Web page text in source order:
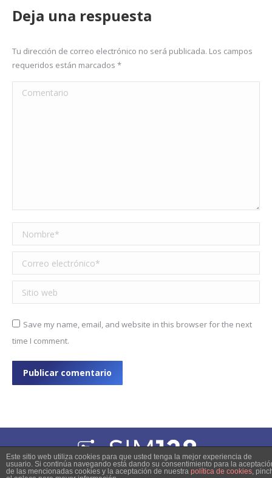
Deja una respuesta
Tu dirección de correo electrónico no será publicada. Los campos
requeridos están marcados *
Comentario
Nombre *
Correo electrónico *
Sitio web
Save my name, email, and website in this browser for the next
time I comment.
Publicar comentario
© 2023 Copyright
Este sitio web utiliza cookies para que usted tenga la mejor experiencia de
usuario. Si continúa navegando está dando su consentimiento para la
de las mencionadas cookies y la aceptación de nuestra política de cookies,